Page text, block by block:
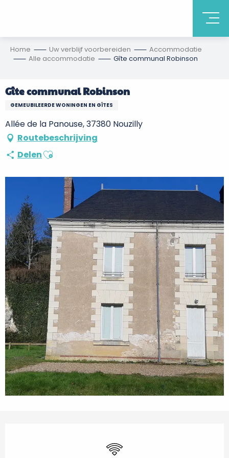
Home Uw verblijf voorbereiden
Accommodatie
Alle accommodatie
Gîte communal Robinson
Gîte communal Robinson
GEMEUBILEERDE WONINGEN EN GÎTES
Allée de la Panouse, 37380 Nouzilly
Routebeschrijving
DelenAjouter aux favoris
Wifi